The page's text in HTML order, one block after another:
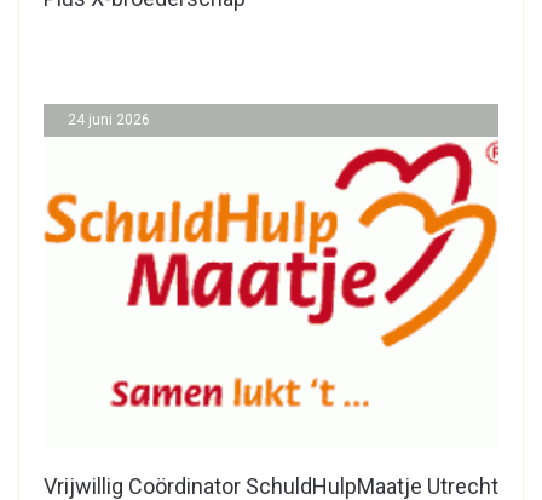
Vrijwillig Coördinator SchuldHulpMaatje Utrecht
24 juni 2026